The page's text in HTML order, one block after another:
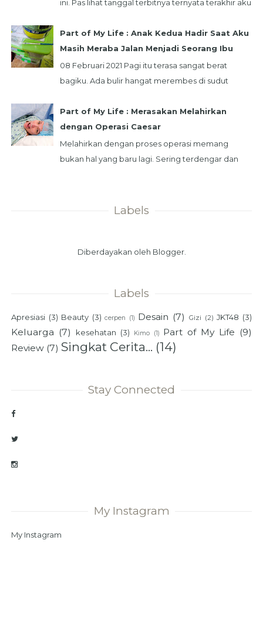
ini. Pas lihat tanggal terbitnya ternyata terakhir aku
Part of My Life : Anak Kedua Hadir Saat Aku
Masih Meraba Jalan Menjadi Seorang Ibu
08 Februari 2021 Pagi itu terasa sangat berat
bagiku. Ada bulir hangat merembes di sudut
...
Part of My Life : Merasakan Melahirkan
dengan Operasi Caesar
Melahirkan dengan proses operasi memang
bukan hal yang baru lagi. Sering terdengar dan
Labels
Diberdayakan oleh Blogger.
Labels
Apresiasi (3) Beauty (3) cerpen (1) Desain (7) Gizi (2) JKT48 (3)
Keluarga (7) kesehatan (3) Kimo (1) Part of My Life (9)
Review (7) Singkat Cerita... (14)
Stay Connected
My Instagram
My Instagram